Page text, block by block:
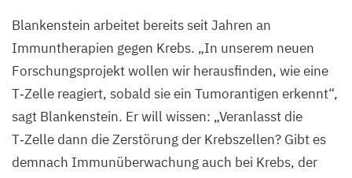
Blankenstein arbeitet bereits seit Jahren an
Immuntherapien gegen Krebs. „In unserem neuen
Forschungsprojekt wollen wir herausfinden, wie eine
T‑Zelle reagiert, sobald sie ein Tumorantigen erkennt“,
sagt Blankenstein. Er will wissen: „Veranlasst die
T‑Zelle dann die Zerstörung der Krebszellen? Gibt es
demnach Immunüberwachung auch bei Krebs, der